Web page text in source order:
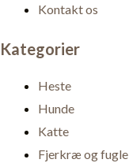
Kontakt os
Kategorier
Heste
Hunde
Katte
Fjerkræ og fugle